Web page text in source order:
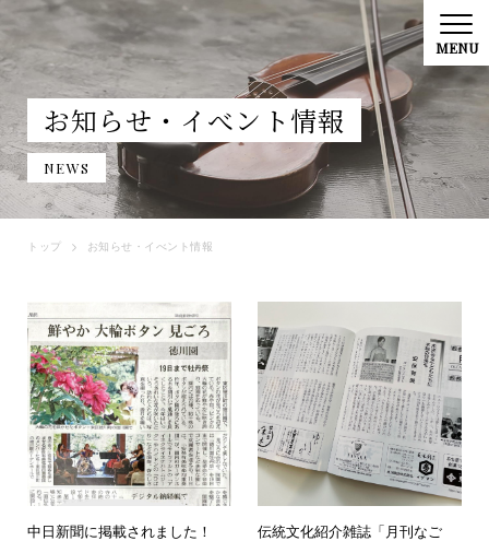
お知らせ・イべント情報
NEWS
トップ お知らせ・イべント情報
中日新聞に掲載されました！
伝統文化紹介雑誌「月刊なご